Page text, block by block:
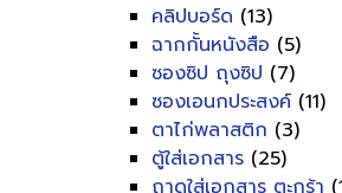
คลิปบอร์ด (13)
ฉากกั้นหนังสือ (5)
ซองซิป ถุงซิป (7)
ซองเอนกประสงค์ (11)
ตาไก่พลาสติก (3)
ตู้ใส่เอกสาร (25)
ถาดใส่เอกสาร ตะกร้า